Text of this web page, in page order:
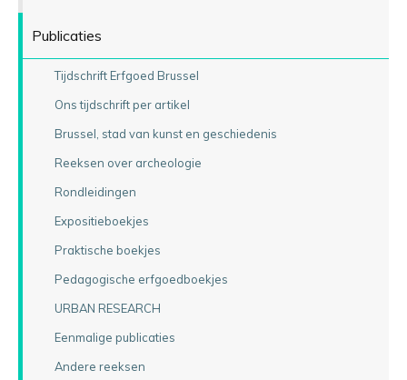
Publicaties
Tijdschrift Erfgoed Brussel
Ons tijdschrift per artikel
Brussel, stad van kunst en geschiedenis
Reeksen over archeologie
Rondleidingen
Expositieboekjes
Praktische boekjes
Pedagogische erfgoedboekjes
URBAN RESEARCH
Eenmalige publicaties
Andere reeksen